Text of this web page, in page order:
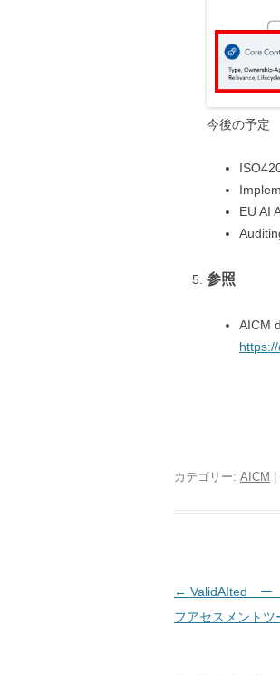
今後の予定
EU AI
参照
AICM
カテゴリー: AICM
投稿ナビゲーショ
← ValidAIted ー
フアセスメントツ